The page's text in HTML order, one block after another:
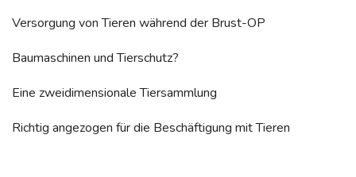
Versorgung von Tieren während der Brust-OP
Baumaschinen und Tierschutz?
Eine zweidimensionale Tiersammlung
Richtig angezogen für die Beschäftigung mit Tieren